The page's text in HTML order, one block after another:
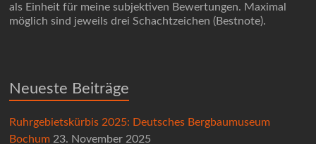
als Einheit für meine subjektiven Bewertungen. Maximal
möglich sind jeweils drei Schachtzeichen (Bestnote).
Neueste Beiträge
Ruhrgebietskürbis 2025: Deutsches Bergbaumuseum
Bochum 23. November 2025